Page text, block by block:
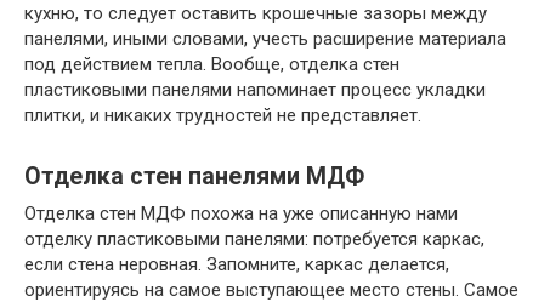
кухню, то следует оставить крошечные зазоры между
панелями, иными словами, учесть расширение материала
под действием тепла. Вообще, отделка стен
пластиковыми панелями напоминает процесс укладки
плитки, и никаких трудностей не представляет.
Отделка стен панелями МДФ
Отделка стен МДФ похожа на уже описанную нами
отделку пластиковыми панелями: потребуется каркас,
если стена неровная. Запомните, каркас делается,
ориентируясь на самое выступающее место стены. Самое